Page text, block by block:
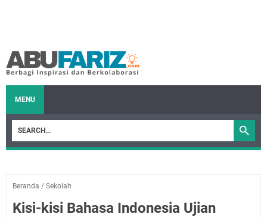
MENU
Beranda / Sekolah
Kisi-kisi Bahasa Indonesia Ujian